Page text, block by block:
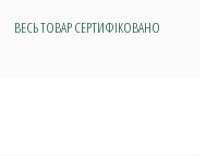
ВЕСЬ ТОВАР СЕРТИФІКОВАНО